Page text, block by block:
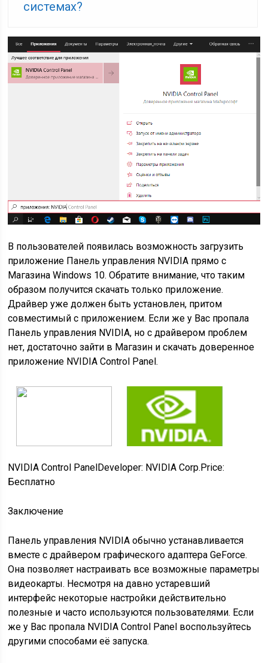
системах?
В пользователей появилась возможность загрузить
приложение Панель управления NVIDIA прямо с
Магазина Windows 10. Обратите внимание, что таким
образом получится скачать только приложение.
Драйвер уже должен быть установлен, притом
совместимый с приложением. Если же у Вас пропала
Панель управления NVIDIA, но с драйвером проблем
нет, достаточно зайти в Магазин и скачать доверенное
приложение NVIDIA Control Panel.
NVIDIA Control Panel Developer: ‪NVIDIA Corp.‬ Price:
Бесплатно
Заключение
Панель управления NVIDIA обычно устанавливается
вместе с драйвером графического адаптера GeForce.
Она позволяет настраивать все возможные параметры
видеокарты. Несмотря на давно устаревший
интерфейс некоторые настройки действительно
полезные и часто используются пользователями. Если
же у Вас пропала NVIDIA Control Panel воспользуйтесь
другими способами её запуска.